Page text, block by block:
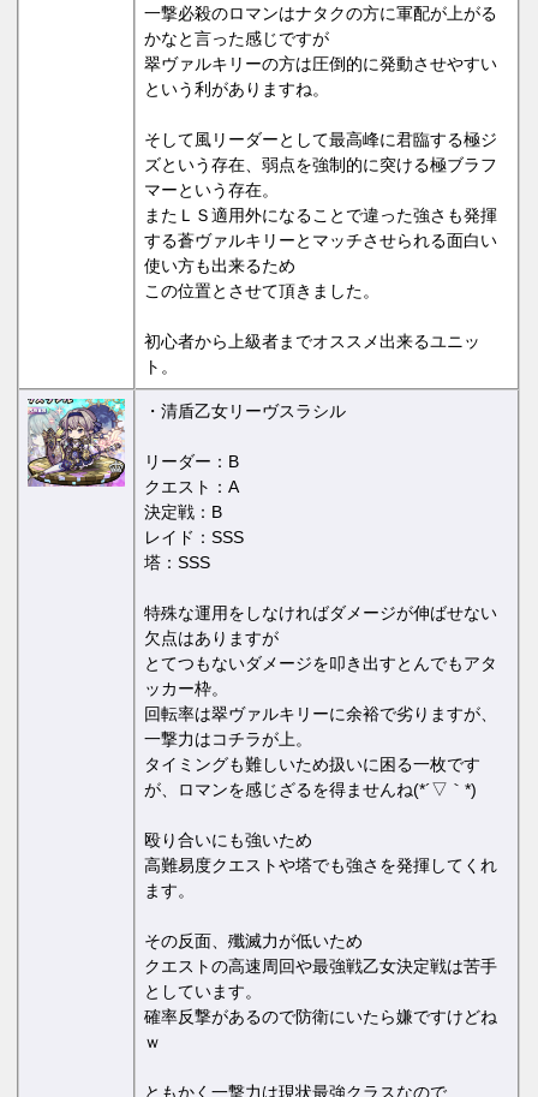
一撃必殺のロマンはナタクの方に軍配が上がる
かなと言った感じですが
翠ヴァルキリーの方は圧倒的に発動させやすい
という利がありますね。
そして風リーダーとして最高峰に君臨する極ジ
ズという存在、弱点を強制的に突ける極ブラフ
マーという存在。
またＬＳ適用外になることで違った強さも発揮
する蒼ヴァルキリーとマッチさせられる面白い
使い方も出来るため
この位置とさせて頂きました。
初心者から上級者までオススメ出来るユニッ
ト。
・清盾乙女リーヴスラシル
リーダー：B
クエスト：A
決定戦：B
レイド：SSS
塔：SSS
特殊な運用をしなければダメージが伸ばせない
欠点はありますが
とてつもないダメージを叩き出すとんでもアタ
ッカー枠。
回転率は翠ヴァルキリーに余裕で劣りますが、
一撃力はコチラが上。
タイミングも難しいため扱いに困る一枚です
が、ロマンを感じざるを得ませんね(*´▽｀*)
殴り合いにも強いため
高難易度クエストや塔でも強さを発揮してくれ
ます。
その反面、殲滅力が低いため
クエストの高速周回や最強戦乙女決定戦は苦手
としています。
確率反撃があるので防衛にいたら嫌ですけどね
ｗ
ともかく一撃力は現状最強クラスなので